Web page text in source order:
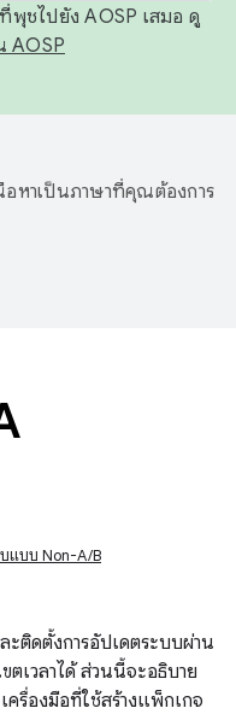
พุชไปยัง AOSP เสมอ ดู
AOSP
หาเป็นภาษาที่คุณต้องการ
บแบบ Non-A/B
ติดตั้งการอัปเดตระบบผ่าน
เวลาได้ ส่วนนี้จะอธิบาย
ครื่องมือที่ใช้สร้างแพ็กเกจ